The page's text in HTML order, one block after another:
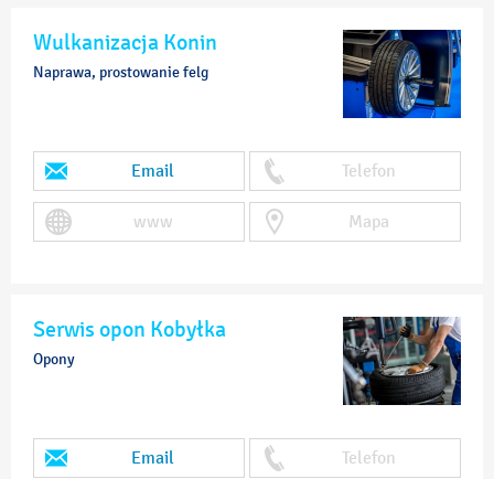
Wulkanizacja Konin
Naprawa, prostowanie felg
Email Telefon
www Mapa
Serwis opon Kobyłka
Opony
Email Telefon